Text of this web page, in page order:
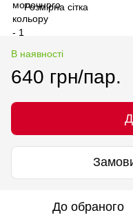
Розмірна сітка
В наявності
640 грн/пар.
До обраного